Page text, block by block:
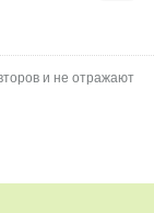
и не отражают